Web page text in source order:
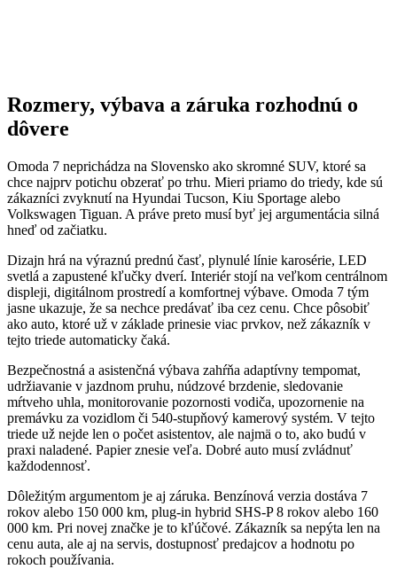
Rozmery, výbava a záruka rozhodnú o
dôvere
Omoda 7 neprichádza na Slovensko ako skromné SUV, ktoré sa
chce najprv potichu obzerať po trhu. Mieri priamo do triedy, kde sú
zákazníci zvyknutí na Hyundai Tucson, Kiu Sportage alebo
Volkswagen Tiguan. A práve preto musí byť jej argumentácia silná
hneď od začiatku.
Dizajn hrá na výraznú prednú časť, plynulé línie karosérie, LED
svetlá a zapustené kľučky dverí. Interiér stojí na veľkom centrálnom
displeji, digitálnom prostredí a komfortnej výbave. Omoda 7 tým
jasne ukazuje, že sa nechce predávať iba cez cenu. Chce pôsobiť
ako auto, ktoré už v základe prinesie viac prvkov, než zákazník v
tejto triede automaticky čaká.
Bezpečnostná a asistenčná výbava zahŕňa adaptívny tempomat,
udržiavanie v jazdnom pruhu, núdzové brzdenie, sledovanie
mŕtveho uhla, monitorovanie pozornosti vodiča, upozornenie na
premávku za vozidlom či 540-stupňový kamerový systém. V tejto
triede už nejde len o počet asistentov, ale najmä o to, ako budú v
praxi naladené. Papier znesie veľa. Dobré auto musí zvládnuť
každodennosť.
Dôležitým argumentom je aj záruka. Benzínová verzia dostáva 7
rokov alebo 150 000 km, plug-in hybrid SHS-P 8 rokov alebo 160
000 km. Pri novej značke je to kľúčové. Zákazník sa nepýta len na
cenu auta, ale aj na servis, dostupnosť predajcov a hodnotu po
rokoch používania.